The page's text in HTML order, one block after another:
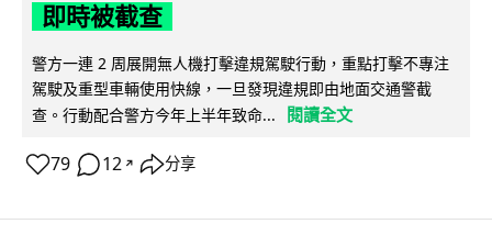
即時被截查
警方一連 2 周展開無人機打擊違規駕駛行動，重點打擊不專注
駕駛及重型車輛使用快線，一旦發現違規即由地面交通警截
查。行動配合警方今年上半年致命...
閱讀全文
79 12 ↗ 分享